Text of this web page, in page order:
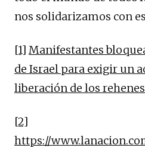
nos solidarizamos con
[1] Manifestantes
de Israel para exigir un
liberación de los
[2]
https://